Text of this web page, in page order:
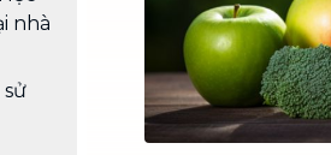
nhà